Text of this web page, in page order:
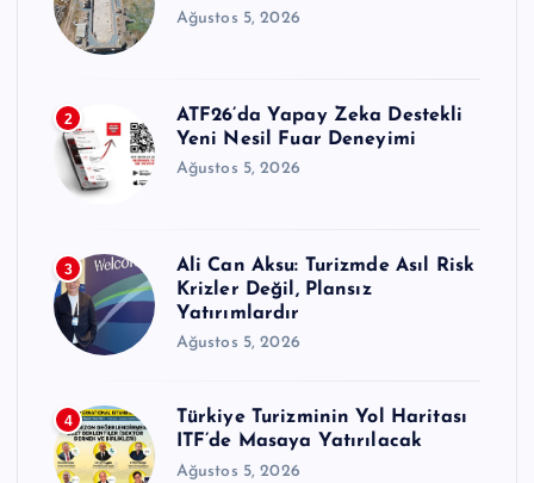
Ağustos 5, 2026
2
ATF26’da Yapay Zeka Destekli
Yeni Nesil Fuar Deneyimi
Ağustos 5, 2026
3
Ali Can Aksu: Turizmde Asıl Risk
Krizler Değil, Plansız
Yatırımlardır
Ağustos 5, 2026
4
Türkiye Turizminin Yol Haritası
ITF’de Masaya Yatırılacak
Ağustos 5, 2026